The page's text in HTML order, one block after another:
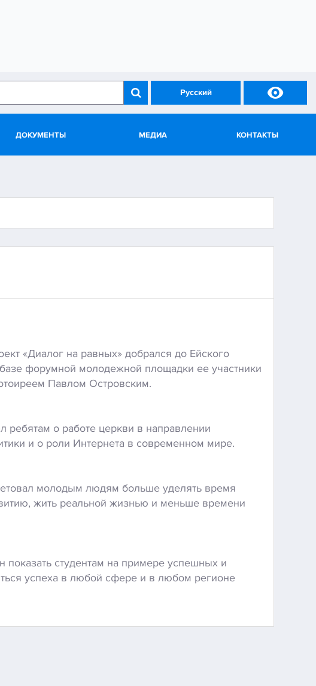
Русский 
ДОКУМЕНТЫ МЕДИА КОНТАКТЫ
«Диалог на равных» добрался до Ейского
форумной молодежной площадки ее участники
Павлом Островским.
ребятам о работе церкви в направлении
и о роли Интернета в современном мире.
молодым людям больше уделять время
жить реальной жизнью и меньше времени
показать студентам на примере успешных и
успеха в любой сфере и в любом регионе